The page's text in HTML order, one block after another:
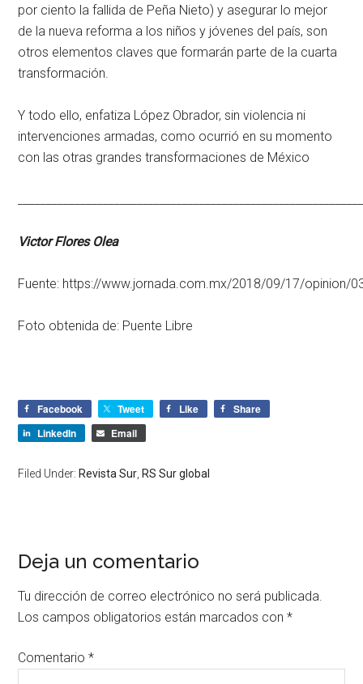
por ciento la fallida de Peña Nieto) y asegurar lo mejor
de la nueva reforma a los niños y jóvenes del país, son
otros elementos claves que formarán parte de la cuarta
transformación.
Y todo ello, enfatiza López Obrador, sin violencia ni
intervenciones armadas, como ocurrió en su momento
con las otras grandes transformaciones de México
Victor Flores Olea
Fuente: https://www.jornada.com.mx/2018/09/17/opinion/
Foto obtenida de: Puente Libre
Facebook Tweet Like
Share
LinkedIn
Email
Filed Under: Revista Sur RS Sur global
Deja un comentario
Tu dirección de correo electrónico no será publicada.
Los campos obligatorios están marcados con*
Comentario*